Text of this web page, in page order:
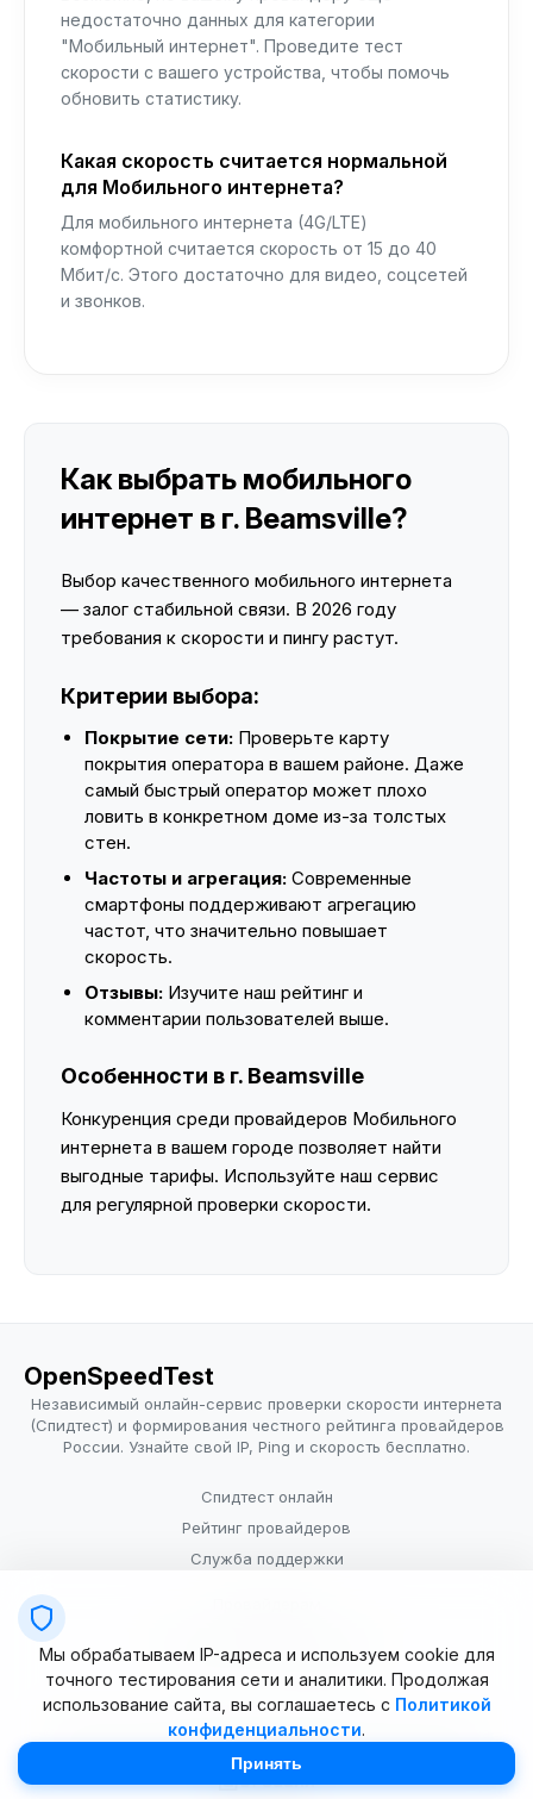
недостаточно данных для категории
"Мобильный интернет". Проведите тест
скорости с вашего устройства, чтобы помочь
обновить статистику.
Какая скорость считается нормальной
для Мобильного интернета?
Для мобильного интернета (4G/LTE)
комфортной считается скорость от 15 до 40
Мбит/с. Этого достаточно для видео, соцсетей
и звонков.
Как выбрать мобильного
интернет в г. Beamsville?
Выбор качественного мобильного интернета
— залог стабильной связи. В 2026 году
требования к скорости и пингу растут.
Критерии выбора:
Покрытие сети: Проверьте карту
покрытия оператора в вашем районе. Даже
самый быстрый оператор может плохо
ловить в конкретном доме из-за толстых
стен.
Частоты и агрегация: Современные
смартфоны поддерживают агрегацию
частот, что значительно повышает
скорость.
Отзывы: Изучите наш рейтинг и
комментарии пользователей выше.
Особенности в г. Beamsville
Конкуренция среди провайдеров Мобильного
интернета в вашем городе позволяет найти
выгодные тарифы. Используйте наш сервис
для регулярной проверки скорости.
OpenSpeedTest
Независимый онлайн-сервис проверки скорости интернета
(Спидтест) и формирования честного рейтинга провайдеров
России. Узнайте свой IP, Ping и скорость бесплатно.
Спидтест онлайн
Рейтинг провайдеров
Служба поддержки
Условия использования
© 2025–2026 OpenSpeedTest (ИП Долматова В.В.). Все права
Мы обрабатываем IP-адреса и используем cookie для
точного тестирования сети и аналитики. Продолжая
использование сайта, вы соглашаетесь с Политикой
конфиденциальности.
Принять